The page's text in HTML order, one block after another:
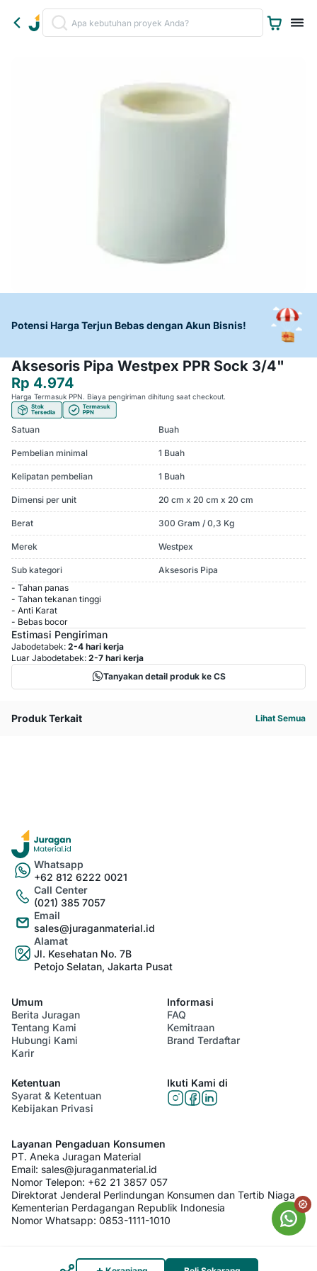
Potensi Harga Terjun Bebas dengan Akun Bisnis!
Aksesoris Pipa Westpex PPR Sock 3/4"
Rp 4.974
Harga Termasuk PPN. Biaya pengiriman dihitung saat checkout.
Satuan Buah
Pembelian minimal 1 Buah
Kelipatan pembelian 1 Buah
Dimensi per unit 20 cm x 20 cm x 20 cm
Berat 300 Gram / 0,3 Kg
Merek Westpex
Sub kategori
Aksesoris Pipa
- Tahan panas
- Tahan tekanan tinggi
- Anti Karat
- Bebas bocor
Estimasi Pengiriman
Jabodetabek: 2-4 hari kerja
Luar Jabodetabek: 2-7 hari kerja
Tanyakan detail produk ke CS
Produk Terkait Lihat Semua
Whatsapp
+62 812 6222 0021
Call Center
(021) 385 7057
Email
sales@juraganmaterial.id
Alamat
Jl. Kesehatan No. 7B
Petojo Selatan, Jakarta Pusat
Umum
Berita Juragan
Tentang Kami
Hubungi Kami
Karir
Informasi
FAQ
Kemitraan
Brand Terdaftar
Ketentuan
Syarat & Ketentuan
Kebijakan Privasi
Ikuti Kami di
Layanan Pengaduan Konsumen
PT. Aneka Juragan Material
Email: sales@juraganmaterial.id
Nomor Telepon: +62 21 3857 057
Direktorat Jenderal Perlindungan Konsumen dan Tertib Niaga
Kementerian Perdagangan Republik Indonesia
Nomor Whatsapp: 0853-1111-1010